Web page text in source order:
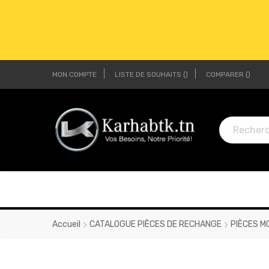
MON COMPTE LISTE DE SOUHAITS COMPARER
Accueil CATALOGUE PIÈCES DE RECHANGE PIÈCES